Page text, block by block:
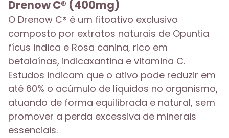
Drenow C® (400mg)
O Drenow C® é um fitoativo exclusivo
composto por extratos naturais de Opuntia
fícus indica e Rosa canina, rico em
betalaínas, indicaxantina e vitamina C.
Estudos indicam que o ativo pode reduzir em
até 60% o acúmulo de líquidos no organismo,
atuando de forma equilibrada e natural, sem
promover a perda excessiva de minerais
essenciais.